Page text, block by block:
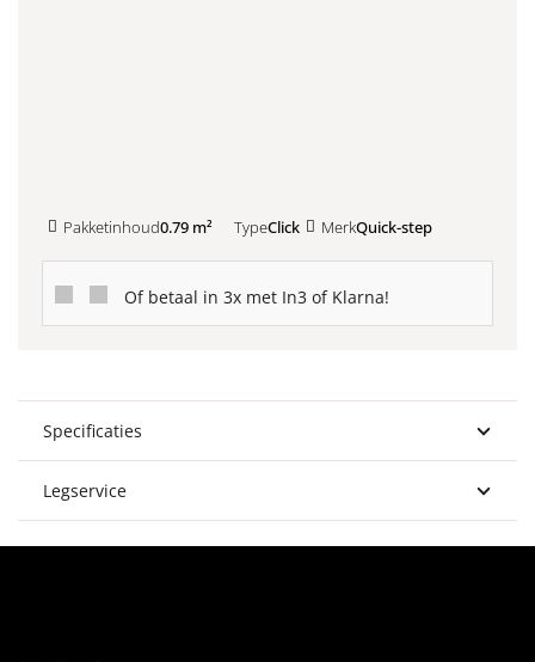
Pakketinhoud0.79 m² TypeClick MerkQuick-step
Of betaal in 3x met In3 of Klarna!
Specificaties
Legservice